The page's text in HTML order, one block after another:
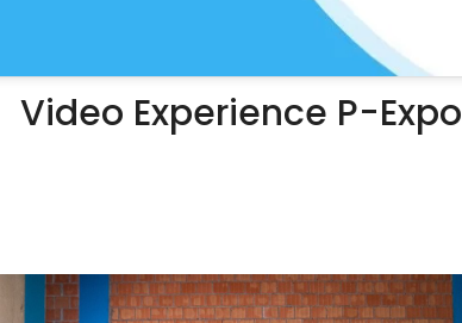
Video Experience P-Expo